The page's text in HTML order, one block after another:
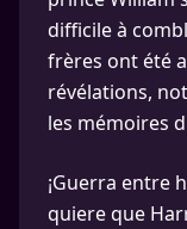
difficile à
frères ont été
révélations,
les mémoires
¡Guerra entre
quiere que